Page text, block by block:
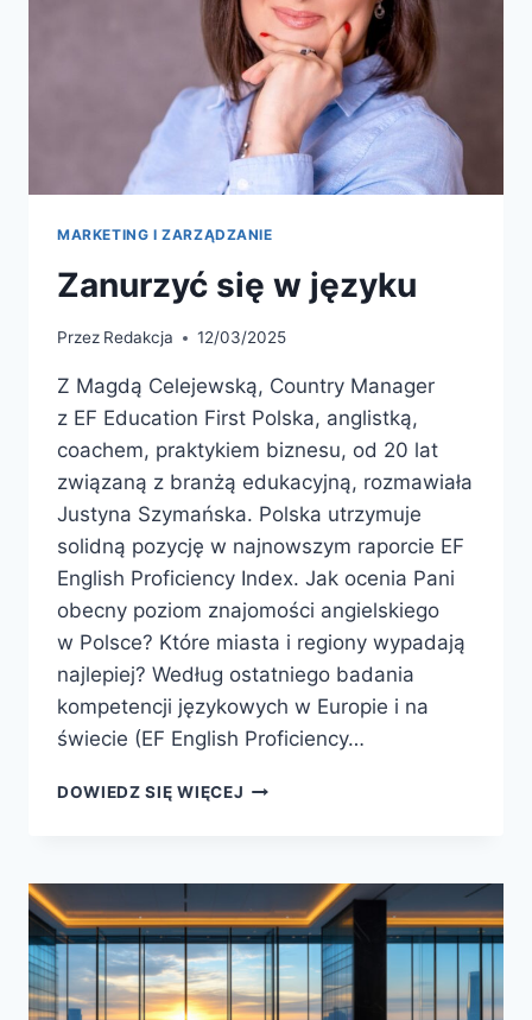
MARKETING I ZARZĄDZANIE
Zanurzyć się w języku
Przez Redakcja 12/03/2025
Z Magdą Celejewską, Country Manager
z EF Education First Polska, anglistką,
coachem, praktykiem biznesu, od 20 lat
związaną z branżą edukacyjną, rozmawiała
Justyna Szymańska. Polska utrzymuje
solidną pozycję w najnowszym raporcie EF
English Proficiency Index. Jak ocenia Pani
obecny poziom znajomości angielskiego
w Polsce? Które miasta i regiony wypadają
najlepiej? Według ostatniego badania
kompetencji językowych w Europie i na
świecie (EF English Proficiency…
DOWIEDZ SIĘ WIĘCEJ